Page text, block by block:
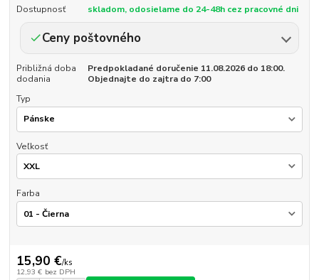
Dostupnosť skladom, odosielame do 24-48h cez pracovné dni
Ceny poštovného
Približná doba
dodania
Predpokladané doručenie 11.08.2026 do 18:00.
Objednajte do zajtra do 7:00
Typ
Veľkosť
Farba
15,90 €/ks
12,93 € bez DPH